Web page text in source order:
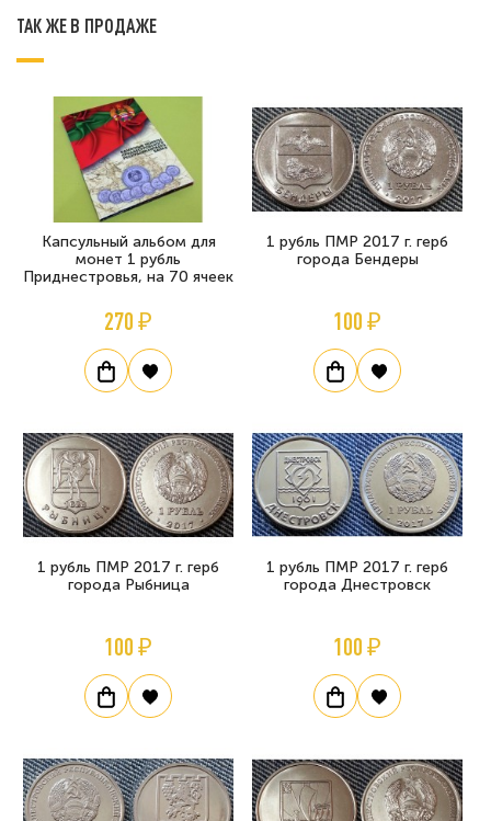
ТАК ЖЕ В ПРОДАЖЕ
Капсульный альбом для
монет 1 рубль
Приднестровья, на 70 ячеек
270 ₽
1 рубль ПМР 2017 г. герб
города Бендеры
100 ₽
1 рубль ПМР 2017 г. герб
города Рыбница
100 ₽
1 рубль ПМР 2017 г. герб
города Днестровск
100 ₽